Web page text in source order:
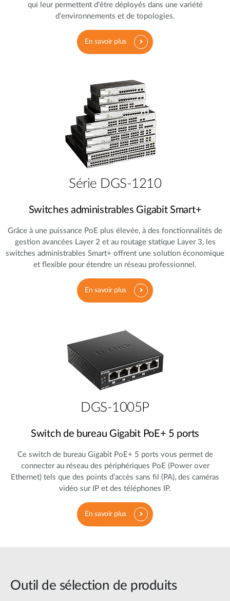
qui leur permettent d'être déployés dans une variété
d'environnements et de topologies.
En savoir plus
Série DGS-1210
Switches administrables Gigabit Smart+
Grâce à une puissance PoE plus élevée, à des fonctionnalités de
gestion avancées Layer 2 et au routage statique Layer 3, les
switches administrables Smart+ offrent une solution économique
et flexible pour étendre un réseau professionnel.
En savoir plus
DGS-1005P
Switch de bureau Gigabit PoE+ 5 ports
Ce switch de bureau Gigabit PoE+ 5 ports vous permet de
connecter au réseau des périphériques PoE (Power over
Ethernet) tels que des points d’accès sans fil (PA), des caméras
vidéo sur IP et des téléphones IP.
En savoir plus
Outil de sélection de produits